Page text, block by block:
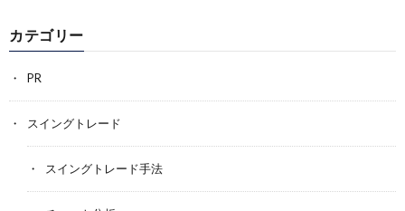
カテゴリー
PR
スイングトレード
スイングトレード手法